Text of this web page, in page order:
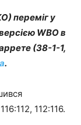
переміг у
WBO в
(38-1-1,
.
112:116.